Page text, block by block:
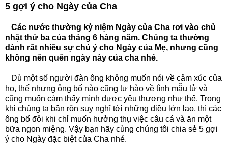
5 gợi ý cho Ngày của Cha
Các nước thường kỷ niệm Ngày của Cha rơi vào chủ
nhật thứ ba của tháng 6 hàng năm. Chúng ta thường
dành rất nhiều sự chú ý cho Ngày của Mẹ, nhưng cũng
không nên quên ngày này của cha nhé.
Dù một số người đàn ông không muốn nói về cảm xúc của
họ, thế nhưng ông bố nào cũng tự hào về tình mẫu tử và
cũng muốn cảm thấy mình được yêu thương như thế. Trong
khi chúng ta bận rộn suy nghĩ tới những điều lớn lao, thì các
ông bố đôi khi chỉ muốn hưởng thụ việc câu cá và ăn một
bữa ngon miệng. Vậy bạn hãy cùng chúng tôi chia sẻ 5 gợi
ý cho Ngày đặc biệt của Cha nhé.